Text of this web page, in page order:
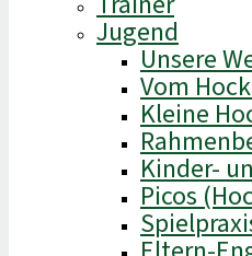
Jugend
Unsere
Vom
Kleine
Kinder-
Picos